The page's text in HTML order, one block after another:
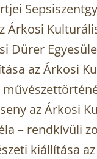
Árkosi
Dürer
az Árkosi
az Árkosi
– rendkívüli
kiállítása